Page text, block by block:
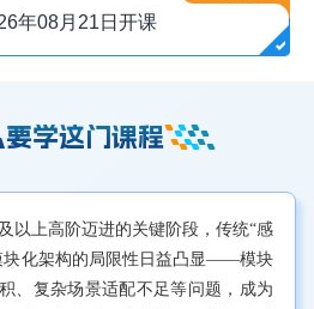
年08月21日开课
学这门课程
以上高阶迈进的关键阶段，传统“感
块化架构的局限性日益凸显——模块
、复杂场景适配不足等问题，成为